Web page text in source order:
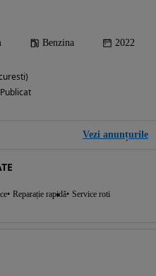
Benzina 2022
Vezi anunțurile
Reparație rapidă Service roti